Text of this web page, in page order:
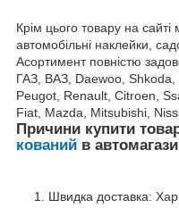
Крім цього товару на
автомобільні наклейки,
Асортимент повністю
ГАЗ, ВАЗ, Daewoo,
Peugot, Renault, Citroen,
Fiat, Mazda, Mitsubishi,
Причини купити
кований в
Швидка доставка: